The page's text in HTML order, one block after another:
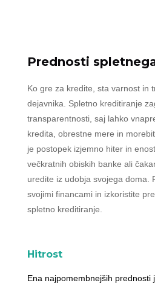
Prednosti
Ko gre za kredite, sta varnost in
dejavnika. Spletno kreditiranje
transparentnosti, saj lahko
kredita, obrestne mere in
je postopek izjemno hiter in
večkratnih obiskih banke ali
uredite iz udobja svojega doma.
svojimi financami in izkoristite
spletno kreditiranje.
Hitrost
Ena najpomembnejših prednosti